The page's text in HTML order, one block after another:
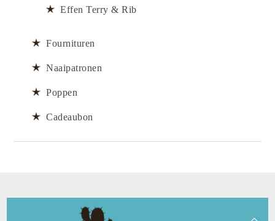
Effen Terry & Rib
Fournituren
Naaipatronen
Poppen
Cadeaubon